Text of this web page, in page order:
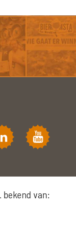
bekend van: